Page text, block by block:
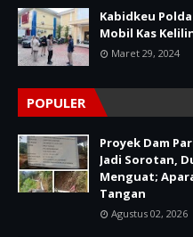
Kabidkeu
Mobil Kas
Maret 29, 2024
POPULER
Proyek Dam
Jadi Sorotan,
Menguat;
Tangan
Agustus 02, 2026